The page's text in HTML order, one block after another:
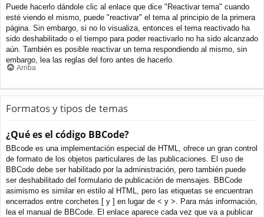
Puede hacerlo dándole clic al enlace que dice "Reactivar tema" cuando
esté viendo el mismo, puede "reactivar" el tema al principio de la primera
página. Sin embargo, si no lo visualiza, entonces el tema reactivado ha
sido deshabilitado o el tiempo para poder reactivarlo no ha sido alcanzado
aún. También es posible reactivar un tema respondiendo al mismo, sin
embargo, lea las reglas del foro antes de hacerlo.
Arriba
Formatos y tipos de temas
¿Qué es el código BBCode?
BBcode es una implementación especial de HTML, ofrece un gran control
de formato de los objetos particulares de las publicaciones. El uso de
BBCode debe ser habilitado por la administración, pero también puede
ser deshabilitado del formulario de publicación de mensajes. BBCode
asimismo es similar en estilo al HTML, pero las etiquetas se encuentran
encerrados entre corchetes [ y ] en lugar de < y >. Para más información,
lea el manual de BBCode. El enlace aparece cada vez que va a publicar